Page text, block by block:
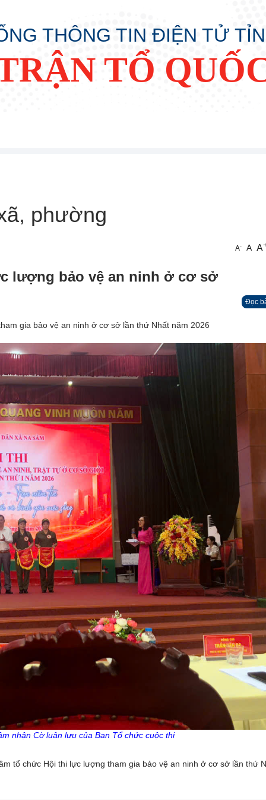
THÔNG TIN ĐIỆN TỬ
TỔ
phường
A- A A
lượng bảo vệ an ninh ở cơ sở
Đọc
gia bảo vệ an ninh ở cơ sở lần thứ Nhất năm 2026
nhận Cờ luân lưu của Ban Tổ chức cuộc thi
tổ chức Hội thi lực lượng tham gia bảo vệ an ninh ở cơ sở lần thứ